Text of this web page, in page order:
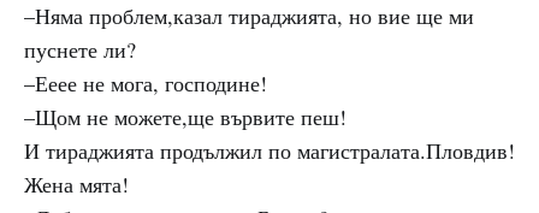
–Няма проблем,казал тираджията, но вие ще ми
пуснете ли?
–Ееее не мога, господине!
–Щом не можете,ще вървите пеш!
И тираджията продължил по магистралата.Пловдив!
Жена мята!